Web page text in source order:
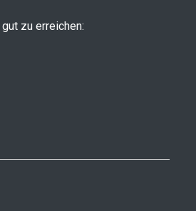
zu erreichen: